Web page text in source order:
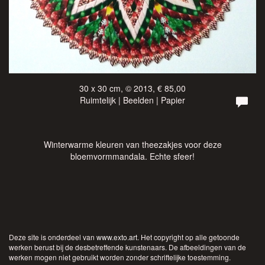
30 x 30 cm, © 2013, € 85,00
Ruimtelijk | Beelden | Papier
Winterwarme kleuren van theezakjes voor deze
bloemvormmandala. Echte sfeer!
Deze site is onderdeel van www.exto.art. Het copyright op alle getoonde
werken berust bij de desbetreffende kunstenaars. De afbeeldingen van de
werken mogen niet gebruikt worden zonder schriftelijke toestemming.